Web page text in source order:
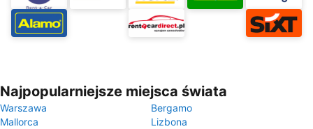
Najpopularniejsze miejsca świata
Warszawa
Bergamo
Mallorca
Lizbona